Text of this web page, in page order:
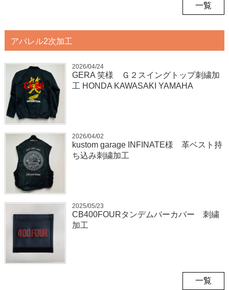
一覧
アパレル2次加工
2026/04/24
GERA 笑様 Ｇ２スイングトップ刺繍加
工 HONDA KAWASAKI YAMAHA
2026/04/02
kustom garage INFINATE様 革ベスト持
ち込み刺繍加工
2025/05/23
CB400FOURタンデムバーカバー 刺繍
加工
一覧